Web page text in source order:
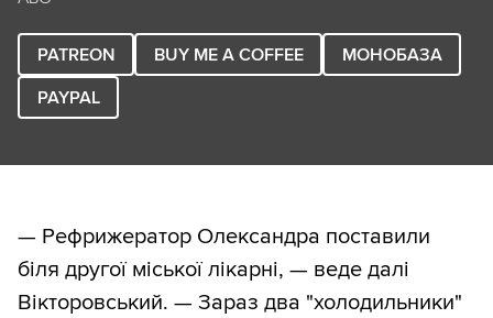
PATREON BUY ME A COFFEE
МОНОБАЗА
PAYPAL
— Рефрижератор Олександра поставили
біля другої міської лікарні, — веде далі
Вікторовський. — Зараз два "холодильники"